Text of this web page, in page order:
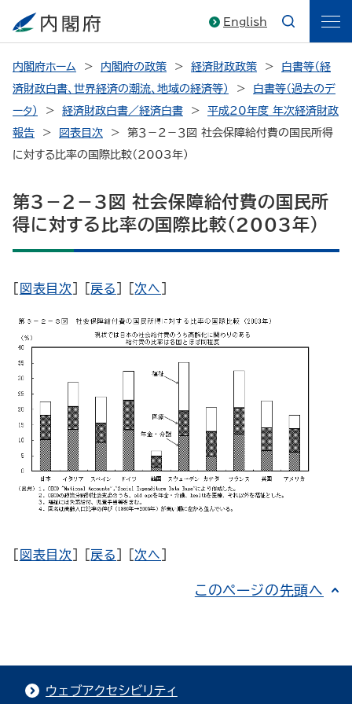
English
内閣府ホーム 内閣府の政策 経済財政政策
白書等（経
済財政白書、世界経済の潮流、地域の経済等）
白書等（過去のデ
ータ）
経済財政白書／経済白書
平成20年度 年次経済財政
報告
図表目次
第３－２－３図 社会保障給付費の国民所得
に対する比率の国際比較（2003年）
第３－２－３図 社会保障給付費の国民所
得に対する比率の国際比較（2003年）
図表目次 戻る ] [次へ
[ 図表目次] [戻る] [次へ]
このページの先頭へ
ウェブアクセシビリティ